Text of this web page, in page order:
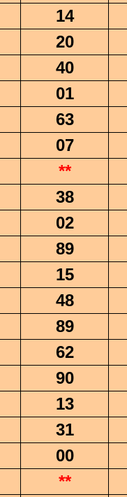
14
20
40
01
63
07
**
38
02
89
15
48
89
62
90
13
31
00
**